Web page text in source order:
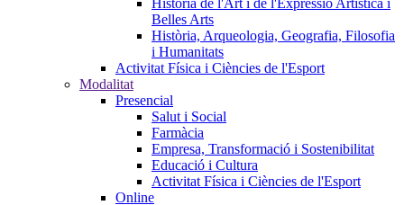
Història de l'Art i de l'Expressió Artística i
Belles Arts
Història, Arqueologia, Geografia, Filosofia
i Humanitats
Activitat Física i Ciències de l'Esport
Modalitat
Presencial
Salut i Social
Farmàcia
Empresa, Transformació i Sostenibilitat
Educació i Cultura
Activitat Física i Ciències de l'Esport
Online